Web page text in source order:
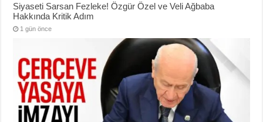
Siyaseti Sarsan Fezleke! Özgür Özel ve Veli Ağbaba
Hakkında Kritik Adım
1 gün önce